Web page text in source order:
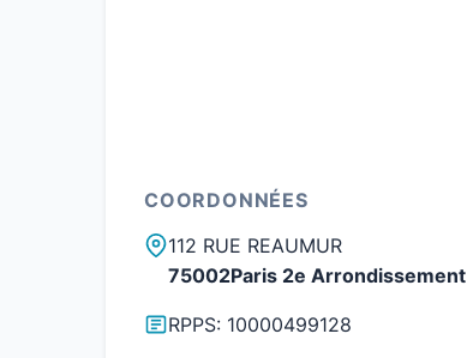
COORDONNÉES
112 RUE REAUMUR
75002Paris 2e Arrondissement
RPPS: 10000499128